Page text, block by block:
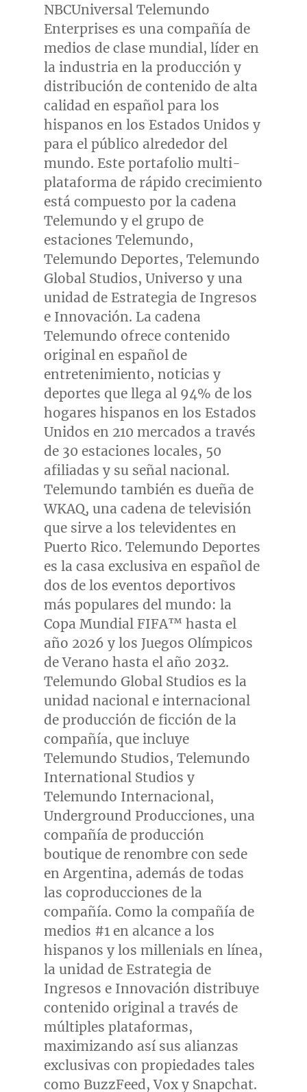
NBCUniversal Telemundo
Enterprises es una compañía de
medios de clase mundial, líder en
la industria en la producción y
distribución de contenido de alta
calidad en español para los
hispanos en los Estados Unidos y
para el público alrededor del
mundo. Este portafolio multi-
plataforma de rápido crecimiento
está compuesto por la cadena
Telemundo y el grupo de
estaciones Telemundo,
Telemundo Deportes, Telemundo
Global Studios, Universo y una
unidad de Estrategia de Ingresos
e Innovación. La cadena
Telemundo ofrece contenido
original en español de
entretenimiento, noticias y
deportes que llega al 94% de los
hogares hispanos en los Estados
Unidos en 210 mercados a través
de 30 estaciones locales, 50
afiliadas y su señal nacional.
Telemundo también es dueña de
WKAQ, una cadena de televisión
que sirve a los televidentes en
Puerto Rico. Telemundo Deportes
es la casa exclusiva en español de
dos de los eventos deportivos
más populares del mundo: la
Copa Mundial FIFA™ hasta el
año 2026 y los Juegos Olímpicos
de Verano hasta el año 2032.
Telemundo Global Studios es la
unidad nacional e internacional
de producción de ficción de la
compañía, que incluye
Telemundo Studios, Telemundo
International Studios y
Telemundo Internacional,
Underground Producciones, una
compañía de producción
boutique de renombre con sede
en Argentina, además de todas
las coproducciones de la
compañía. Como la compañía de
medios #1 en alcance a los
hispanos y los millenials en línea,
la unidad de Estrategia de
Ingresos e Innovación distribuye
contenido original a través de
múltiples plataformas,
maximizando así sus alianzas
exclusivas con propiedades tales
como BuzzFeed, Vox y Snapchat.